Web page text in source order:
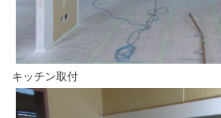
キッチン取付